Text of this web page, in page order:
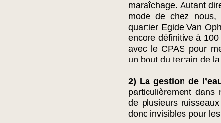
maraîchage. Autant
mode de chez
quartier Egide Van
encore définitive à
avec le CPAS pour
un bout du terrain de
2) La gestion de
particulièrement dans
de plusieurs
donc invisibles pour